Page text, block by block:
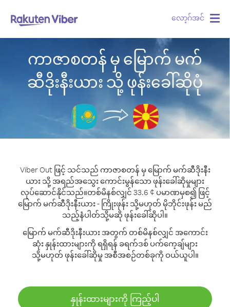
လော့ဂ်အင်
ကာဇာစတန် မှ မြောက် မက်
ဆီဒိုးနီးယား သို့ ဖုန်းခေါ်ဆိုပုံ
Viber Out ဖြင့် သင်သည် ကာဇာစတန် မှ မြောက် မက်ဆီဒိုးနီး
ယား သို့ အရည်အသွေး ကောင်းမွန်သော ဖုန်းခေါ်ဆိုမှုများ
လုပ်ဆောင်နိုင်သည်။တစ်မိနစ်လျှင် 33.6 ¢ ပမာဏမှစ၍ ဖြင့်
မြောက် မက်ဆီဒိုးနီးယား - ကြိုးဖုန်း သို့မဟုတ် မိုဘိုင်းဖုန်း မည်
သည့်နံပါတ်သို့မဆို ဖုန်းခေါ်ဆိုပါ။
မြောက် မက်ဆီဒိုးနီးယား အတွက် တစ်မိနစ်လျှင် အကောင်း
ဆုံး နှုန်းထားများကို ရရှိရန် ခရက်ဒစ် ပက်ကေ့ချ်များ
သို့မဟုတ် ဖုန်းခေါ်ဆိုမှု အစီအစဉ်တစ်ခုကို ဝယ်ယူပါ။
နှုန်းထားများကို ကြည့်ပါ